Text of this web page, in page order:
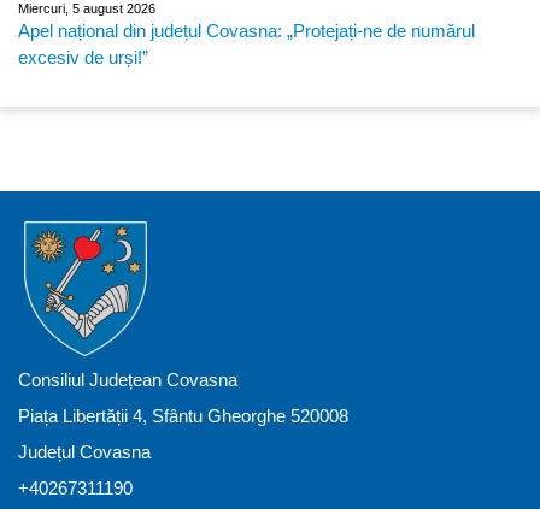
Miercuri, 5 august 2026
Apel național din județul Covasna: „Protejați-ne de numărul
excesiv de urși!”
Consiliul Județean Covasna
Piața Libertății 4, Sfântu Gheorghe 520008
Județul Covasna
+40267311190